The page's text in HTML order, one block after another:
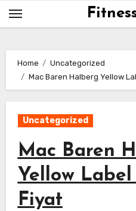
Skip
to
Home
Uncategorized
Mac Baren Halberg Yellow
Uncategorized
Mac Baren
Yellow
Fiyat